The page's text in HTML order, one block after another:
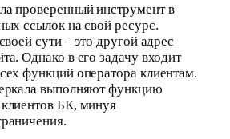
проверенный инструмент в
ссылок на свой ресурс.
сути – это другой адрес
Однако в его задачу входит
функций оператора клиентам.
выполняют функцию
БК, минуя